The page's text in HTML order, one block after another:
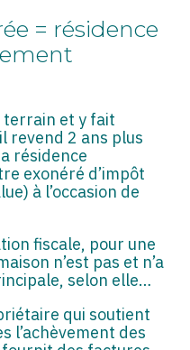
= résidence
terrain et y fait
revend 2 ans plus
résidence
exonéré d’impôt
à l’occasion de
fiscale, pour une
n’est pas et n’a
selon elle…
qui soutient
l’achèvement des